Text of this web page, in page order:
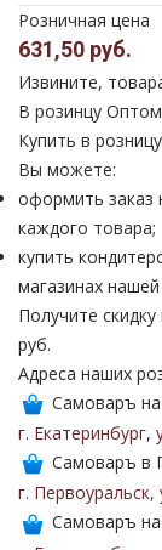
Розничная цена
631,50 руб.
Извините,
В розинцу Оптом
Купить в розницу
Вы можете:
оформить заказ
каждого товара;
купить
магазинах нашей
Получите
руб.
Адреса наших
Самоваръ
г. Екатеринбург,
Самоваръ в
г. Первоуральск,
Самоваръ